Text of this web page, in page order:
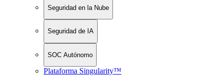
Seguridad en la Nube
Seguridad de IA
SOC Autónomo
Plataforma Singularity™